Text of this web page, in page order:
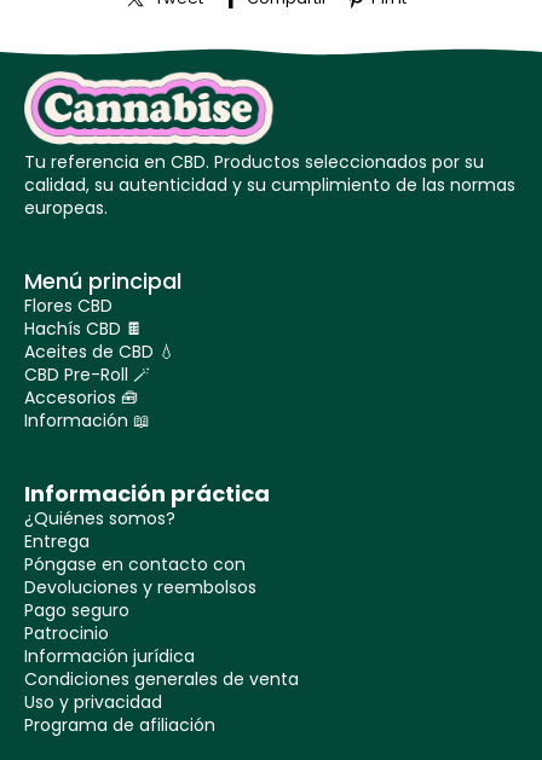
Tu referencia en CBD. Productos seleccionados por su
calidad, su autenticidad y su cumplimiento de las normas
europeas.
Menú principal
Flores CBD
Hachís CBD 🍫
Aceites de CBD 💧
CBD Pre-Roll 🪄
Accesorios 🧰
Información 📖
Información práctica
¿Quiénes somos?
Entrega
Póngase en contacto con
Devoluciones y reembolsos
Pago seguro
Patrocinio
Información jurídica
Condiciones generales de venta
Uso y privacidad
Programa de afiliación